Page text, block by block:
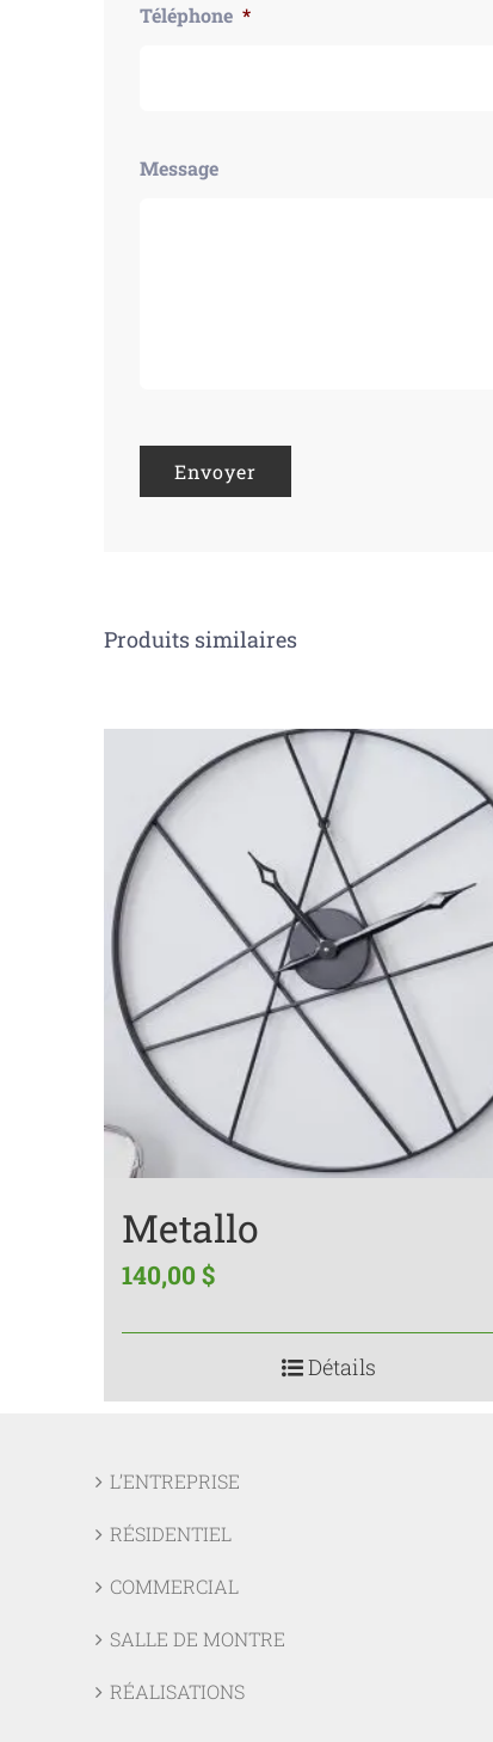
Téléphone *
Message
Produits similaires
Metallo
140,00 $
Détails
L’ENTREPRISE
RÉSIDENTIEL
COMMERCIAL
SALLE DE MONTRE
RÉALISATIONS